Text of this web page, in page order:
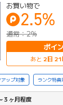
お買い物で
2.5%
通常：2%
ポイ
あと 2日 21
ップ対象 ランク特典
３ヶ月程度